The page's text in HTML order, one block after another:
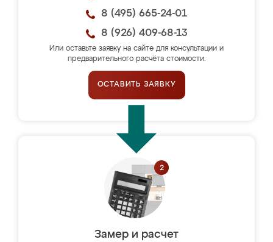
8 (495) 665-24-01
8 (926) 409-68-13
Или оставьте заявку на сайте для консультации и
предварительного расчёта стоимости.
ОСТАВИТЬ ЗАЯВКУ
Замер и расчет